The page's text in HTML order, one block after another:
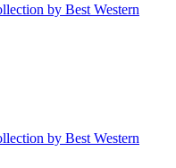
by Best Western
by Best Western